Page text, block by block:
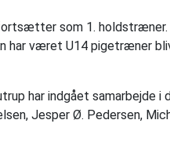
som 1. holdstræner.
har været U14 pigetræner
har indgået
Jesper Ø. Pedersen,